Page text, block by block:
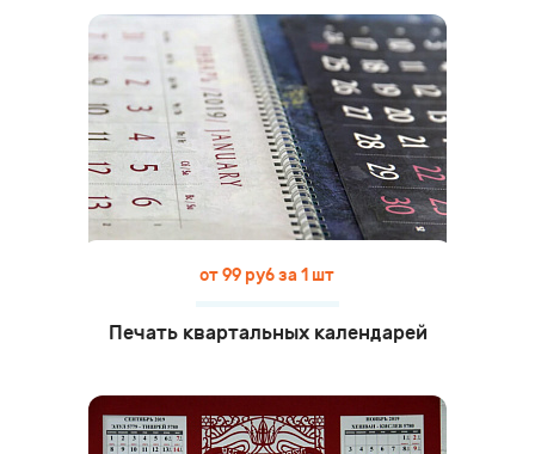
от 99 руб за 1 шт
Печать квартальных календарей